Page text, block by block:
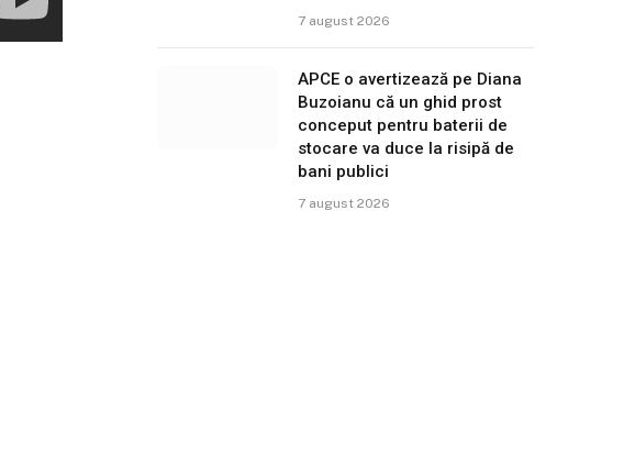
7 august 2026
APCE o avertizează pe Diana
Buzoianu că un ghid prost
conceput pentru baterii de
stocare va duce la risipă de
bani publici
7 august 2026